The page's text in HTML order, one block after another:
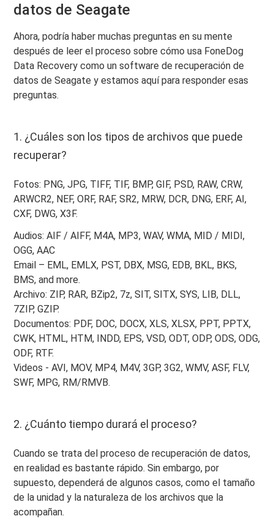
datos de Seagate
Ahora, podría haber muchas preguntas en su mente
después de leer el proceso sobre cómo usa FoneDog
Data Recovery como un software de recuperación de
datos de Seagate y estamos aquí para responder esas
preguntas.
1. ¿Cuáles son los tipos de archivos que puede
recuperar?
Fotos: PNG, JPG, TIFF, TIF, BMP, GIF, PSD, RAW, CRW,
ARWCR2, NEF, ORF, RAF, SR2, MRW, DCR, DNG, ERF, AI,
CXF, DWG, X3F.
Audios: AIF / AIFF, M4A, MP3, WAV, WMA, MID / MIDI,
OGG, AAC
Email – EML, EMLX, PST, DBX, MSG, EDB, BKL, BKS,
BMS, and more.
Archivo: ZIP, RAR, BZip2, 7z, SIT, SITX, SYS, LIB, DLL,
7ZIP, GZIP.
Documentos: PDF, DOC, DOCX, XLS, XLSX, PPT, PPTX,
CWK, HTML, HTM, INDD, EPS, VSD, ODT, ODP, ODS, ODG,
ODF, RTF.
Videos - AVI, MOV, MP4, M4V, 3GP, 3G2, WMV, ASF, FLV,
SWF, MPG, RM/RMVB.
2. ¿Cuánto tiempo durará el proceso?
Cuando se trata del proceso de recuperación de datos,
en realidad es bastante rápido. Sin embargo, por
supuesto, dependerá de algunos casos, como el tamaño
de la unidad y la naturaleza de los archivos que la
acompañan.